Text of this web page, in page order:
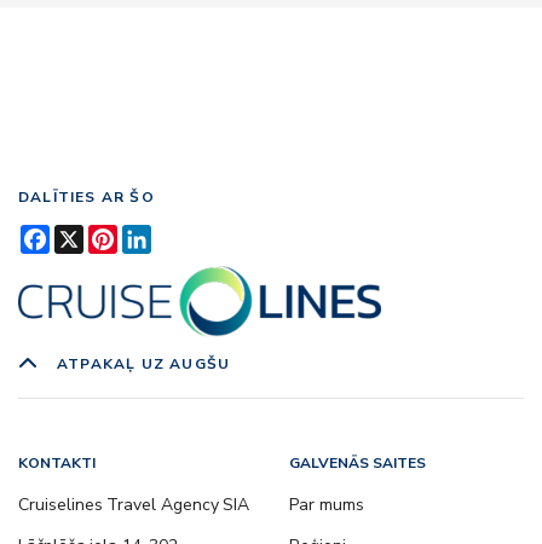
DALĪTIES AR ŠO
Facebook
X Pinterest
ATPAKAĻ UZ AUGŠU
KONTAKTI
Cruiselines Travel Agency SIA
GALVENĀS SAITES
Par mums